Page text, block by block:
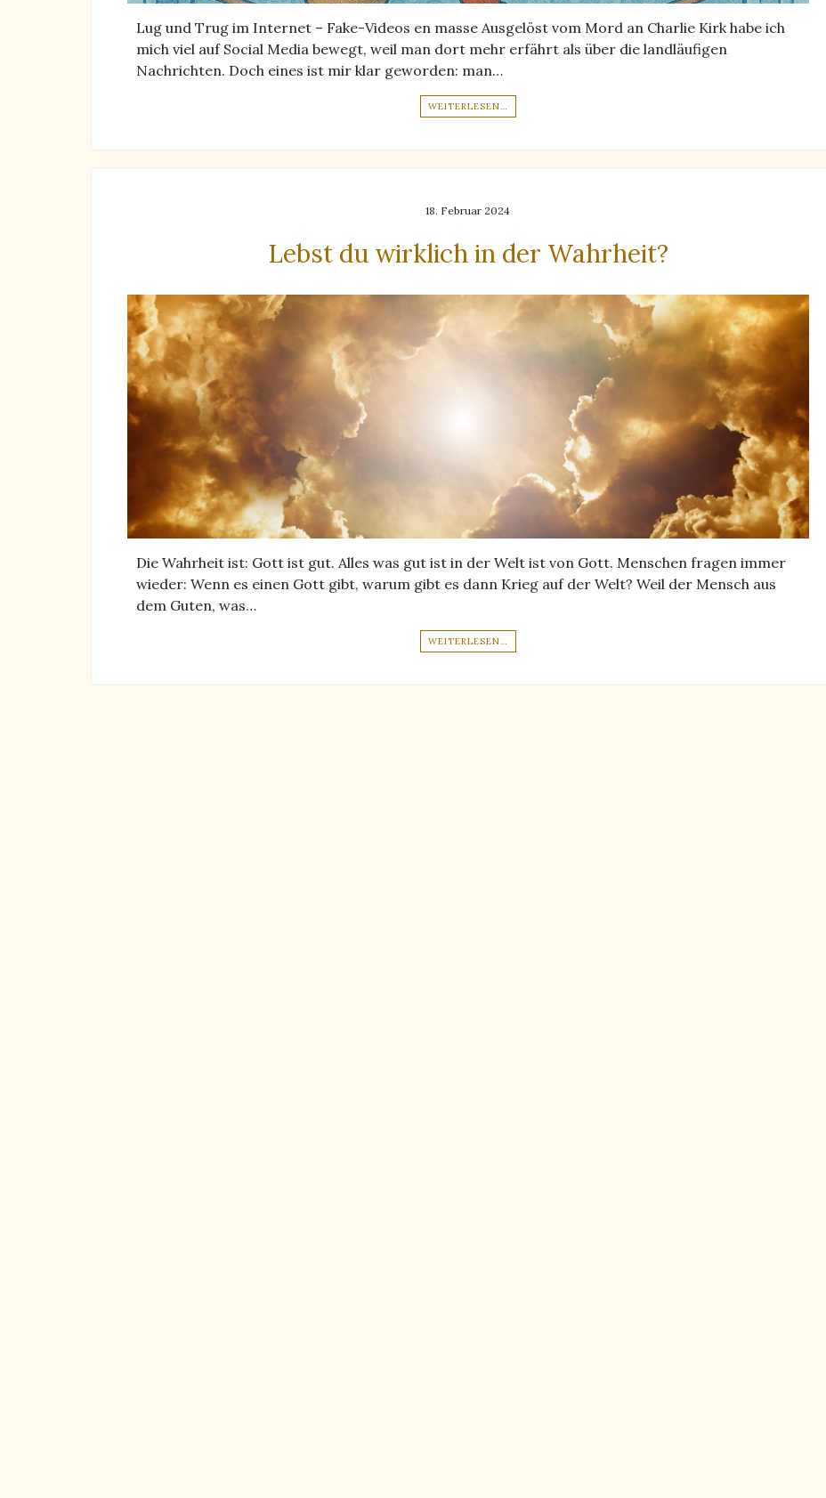
Lug und Trug im Internet – Fake-Videos en masse Ausgelöst vom Mord an Charlie Kirk habe ich
mich viel auf Social Media bewegt, weil man dort mehr erfährt als über die landläufigen
Nachrichten. Doch eines ist mir klar geworden: man…
WEITERLESEN…
18. Februar 2024
Lebst du wirklich in der Wahrheit?
Die Wahrheit ist: Gott ist gut. Alles was gut ist in der Welt ist von Gott. Menschen fragen immer
wieder: Wenn es einen Gott gibt, warum gibt es dann Krieg auf der Welt? Weil der Mensch aus
dem Guten, was…
WEITERLESEN…